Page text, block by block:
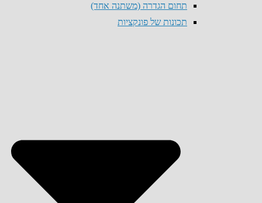
תחום הגדרה (משתנה אחד)
תכונות של פונקציות